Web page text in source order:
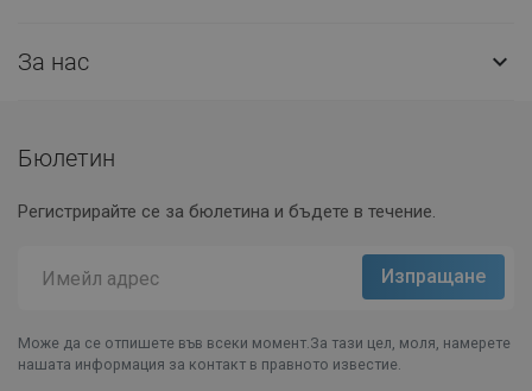
За нас 
Бюлетин
Регистрирайте се за бюлетина и бъдете в течение.
Може да се отпишете във всеки момент.За тази цел, моля, намерете
нашата информация за контакт в правното известие.